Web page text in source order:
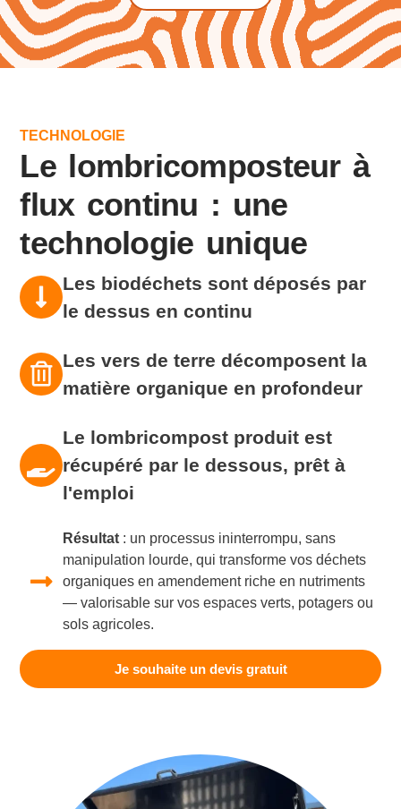
TECHNOLOGIE
Le lombricomposteur à
flux continu : une
technologie unique
Les biodéchets sont déposés par
le dessus en continu
Les vers de terre décomposent la
matière organique en profondeur
Le lombricompost produit est
récupéré par le dessous, prêt à
l'emploi
Résultat : un processus ininterrompu, sans
manipulation lourde, qui transforme vos déchets
organiques en amendement riche en nutriments
— valorisable sur vos espaces verts, potagers ou
sols agricoles.
Je souhaite un devis gratuit